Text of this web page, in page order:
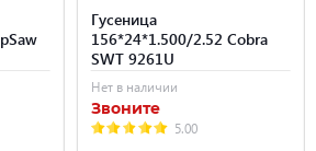
Гусеница
156*24*1.500/2.52 Cobra
SWT 9261U
Нет в наличии
Звоните
5.00